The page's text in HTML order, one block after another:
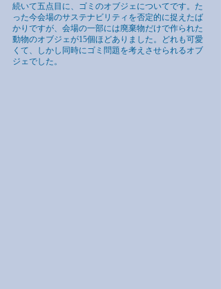
続いて五点目に、ゴミのオブジェについてです。た
った今会場のサステナビリティを否定的に捉えたば
かりですが、会場の一部には廃棄物だけで作られた
動物のオブジェが15個ほどありました。どれも可愛
くて、しかし同時にゴミ問題を考えさせられるオブ
ジェでした。